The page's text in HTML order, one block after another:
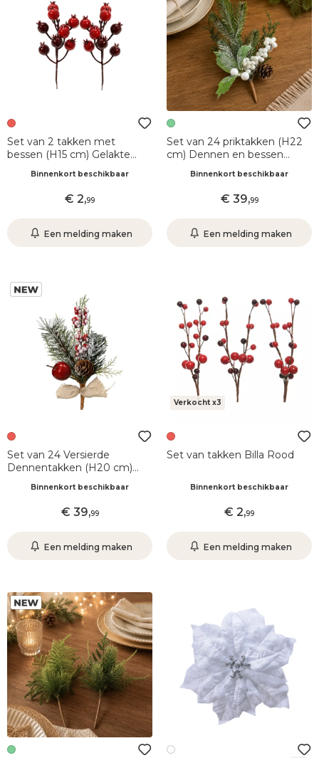
Set van 2 takken met
bessen (H15 cm) Gelakte
Binnenkort beschikbaar
2,99
Een melding maken
Set van 24 priktakken (H22
cm) Dennen en bessen
Binnenkort beschikbaar
39,99
Een melding maken
Set van 24 Versierde
Dennentakken (H20 cm)
Binnenkort beschikbaar
39,99
Een melding maken
Verkocht x3
Set van takken Billa Rood
Binnenkort beschikbaar
2,99
Een melding maken